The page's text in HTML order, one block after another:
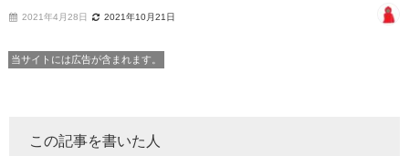
2021年4月28日 2021年10月21日
当サイトには広告が含まれます。
この記事を書いた人